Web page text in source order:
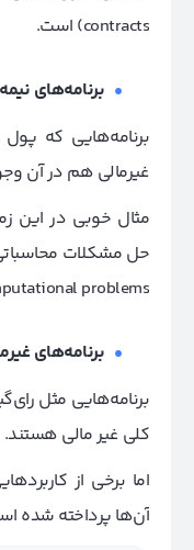
contracts) است.
برنامه‌های
برنامه‌هایی که
غیرمالی هم در آن
مثال خوبی در این
problems)
برنامه‌های
برنامه‌هایی مثل
کلی غیر مالی هستند.
اما برخی از
آن‌ها پرداخته شده